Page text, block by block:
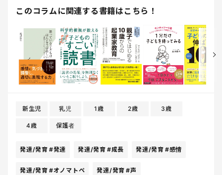
このコラムに関連する書籍はこちら！
新生児 乳児 1歳 2歳 3歳
4歳 保護者
発達/発育 #発達 発達/発育 #成長 発達/発育 #感情
発達/発育 #オノマトペ 発達/発育 #声